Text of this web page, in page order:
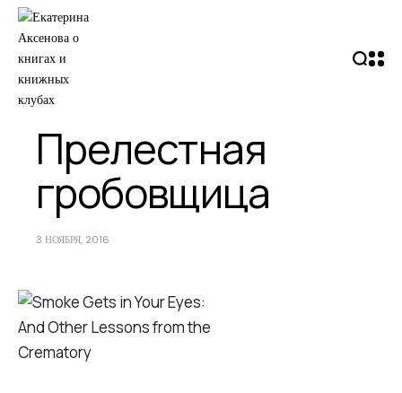
Прелестная
гробовщица
3 НОЯБРЯ, 2016